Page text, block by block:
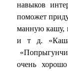
навыков
поможет
манную кашу,
и т д. «Каша
очень